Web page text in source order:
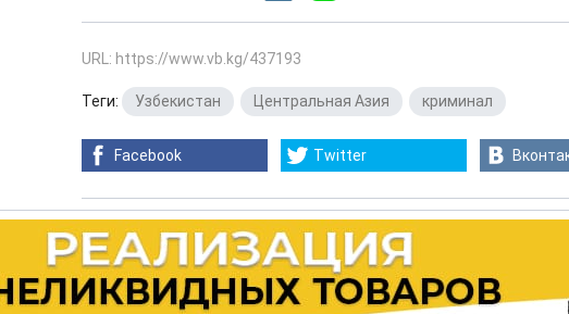
URL: https://www.vb.kg/437193
Теги: Узбекистан Центральная Азия криминал
Facebook Twitter